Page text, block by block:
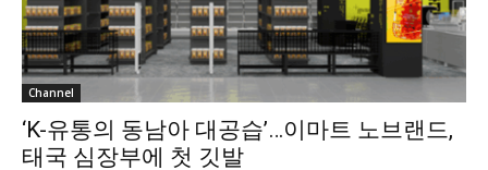
Channel
‘K-유통의 동남아 대공습’…이마트 노브랜드,
태국 심장부에 첫 깃발